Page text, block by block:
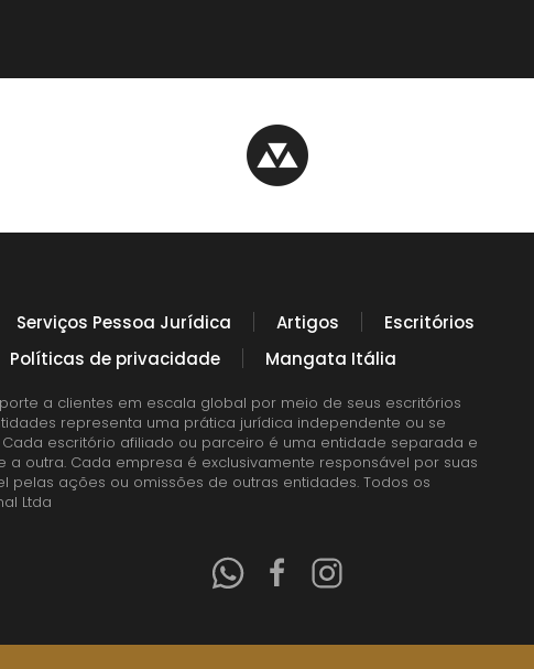
Serviços Pessoa Jurídica Artigos
Escritórios
Políticas de privacidade Mangata Itália
a clientes em escala global por meio de seus escritórios
representa uma prática jurídica independente ou se
escritório afiliado ou parceiro é uma entidade separada e
outra. Cada empresa é exclusivamente responsável por suas
ações ou omissões de outras entidades. Todos os
Ltda